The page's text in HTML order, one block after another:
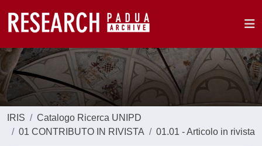
IRIS
Catalogo Ricerca UNIPD
01 CONTRIBUTO IN RIVISTA
01.01 - Articolo in rivista